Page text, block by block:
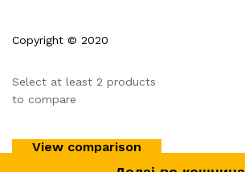
Copyright © 2020
Select at least 2 products
to compare
View comparison